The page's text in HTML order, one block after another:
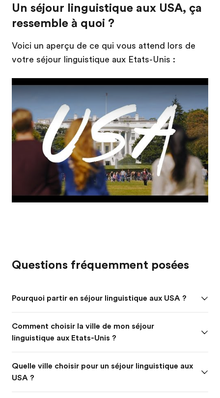
Un séjour linguistique aux USA, ça
ressemble à quoi ?
Voici un aperçu de ce qui vous attend lors de
votre séjour linguistique aux Etats-Unis :
Play
Questions fréquemment posées
Pourquoi partir en séjour linguistique aux USA ?
Comment choisir la ville de mon séjour
linguistique aux Etats-Unis ?
Quelle ville choisir pour un séjour linguistique aux
USA ?